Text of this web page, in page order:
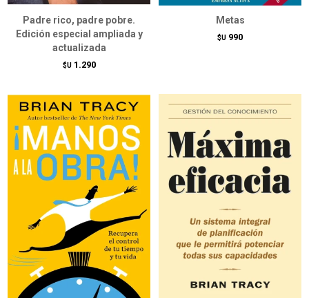
Padre rico, padre pobre.
Edición especial ampliada y
actualizada
$U 1.290
Metas
$U 990